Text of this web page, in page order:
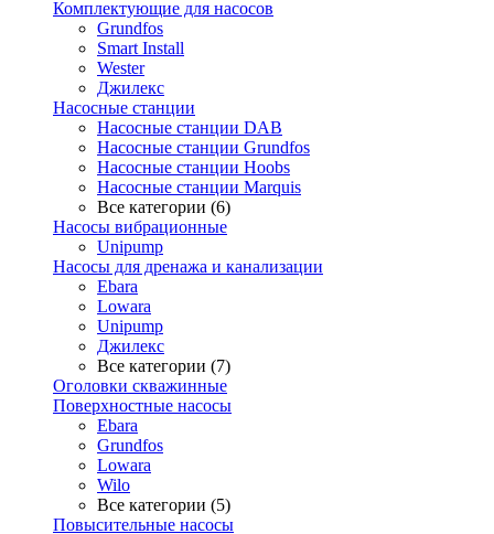
Комплектующие для насосов
Grundfos
Smart Install
Wester
Джилекс
Насосные станции
Насосные станции DAB
Насосные станции Grundfos
Насосные станции Hoobs
Насосные станции Marquis
Все категории (6)
Насосы вибрационные
Unipump
Насосы для дренажа и канализации
Ebara
Lowara
Unipump
Джилекс
Все категории (7)
Оголовки скважинные
Поверхностные насосы
Ebara
Grundfos
Lowara
Wilo
Все категории (5)
Повысительные насосы